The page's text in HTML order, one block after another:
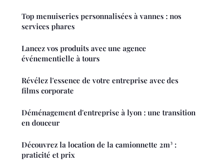
Top menuiseries personnalisées à vannes : nos
services phares
Lancez vos produits avec une agence
événementielle à tours
Révélez l'essence de votre entreprise avec des
films corporate
Déménagement d'entreprise à lyon : une transition
en douceur
Découvrez la location de la camionnette 2m³ :
praticité et prix